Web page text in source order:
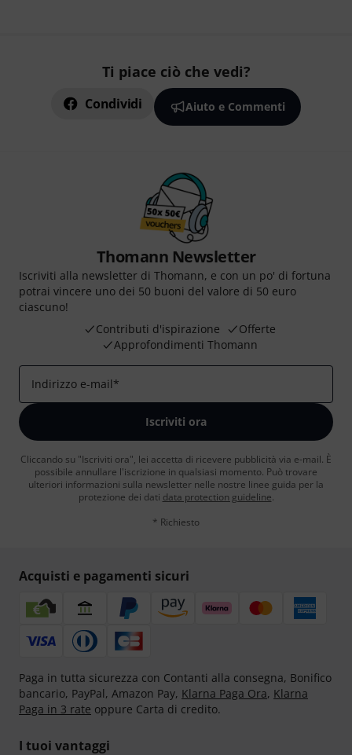
Ti piace ciò che vedi?
Condividi Aiuto e Commenti
Thomann Newsletter
Iscriviti alla newsletter di Thomann, e con un po' di fortuna
potrai vincere uno dei 50 buoni del valore di 50 euro
ciascuno!
Contributi d'ispirazione
Offerte
Approfondimenti Thomann
Indirizzo e-mail*
Iscriviti ora
Cliccando su "Iscriviti ora", lei accetta di ricevere pubblicità via e-mail. È
possibile annullare l'iscrizione in qualsiasi momento. Può trovare
ulteriori informazioni sulla newsletter nelle nostre linee guida per la
protezione dei dati data protection guideline.
* Richiesto
Acquisti e pagamenti sicuri
Paga in tutta sicurezza con Contanti alla consegna, Bonifico
bancario, PayPal, Amazon Pay, Klarna Paga Ora, Klarna
Paga in 3 rate oppure Carta di credito.
I tuoi vantaggi